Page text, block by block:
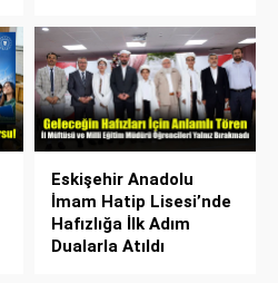
Eskişehir Anadolu
İmam Hatip Lisesi’nde
Hafızlığa İlk Adım
Dualarla Atıldı